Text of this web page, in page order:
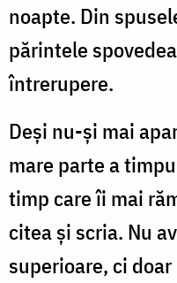
noapte. Din
părintele
întrerupere.
Deşi nu-şi mai
mare parte a
timp care îi mai
citea şi scria. Nu
superioare, ci